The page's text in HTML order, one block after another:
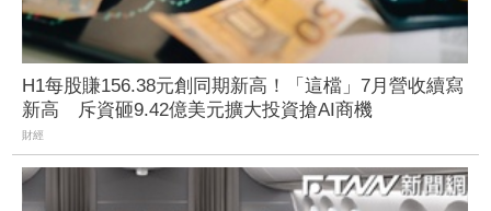
H1每股賺156.38元創同期新高！「這檔」7月營收續寫
新高 斥資砸9.42億美元擴大投資搶AI商機
財經